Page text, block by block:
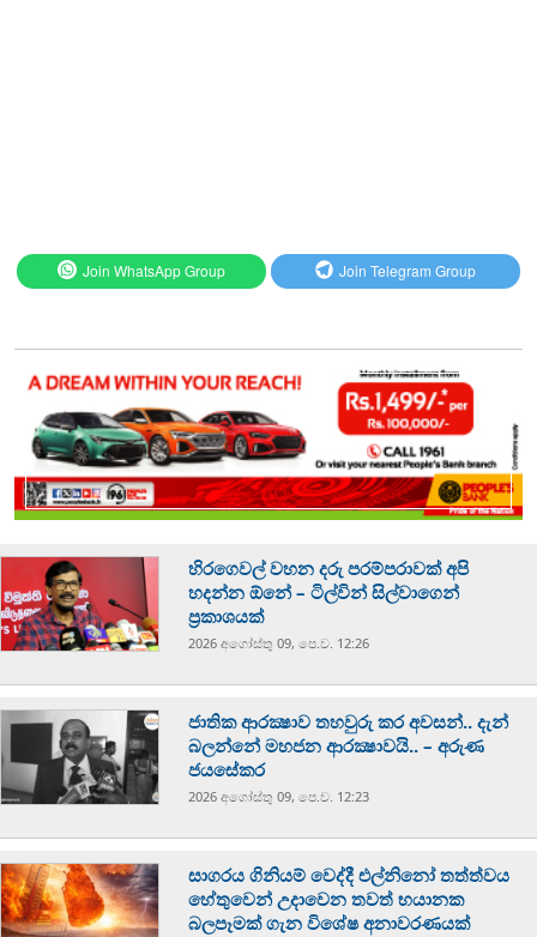
Join WhatsApp Group Join Telegram Group
හිරගෙවල් වහන දරු පරම්පරාවක් අපි
හදන්න ඕනේ – ටිල්වින් සිල්වාගෙන්
ප්‍රකාශයක්
2026 අගෝස්‍තු 09, පෙ.ව. 12:26
ජාතික ආරක්‍ෂාව තහවුරු කර අවසන්.. දැන්
බලන්නේ මහජන ආරක්‍ෂාවයි.. – අරුණ
ජයසේකර
2026 අගෝස්‍තු 09, පෙ.ව. 12:23
සාගරය ගිනියම් වෙද්දී එල්නිනෝ තත්ත්වය
හේතුවෙන් උදාවෙන තවත් භයානක
බලපෑමක් ගැන විශේෂ අනාවරණයක්